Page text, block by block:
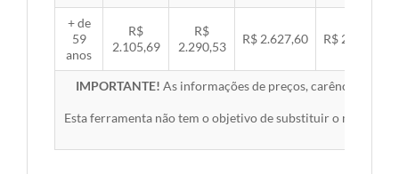
+ de
59
anos
R$
2.105,69
R$
2.290,53
R$ 2.627,60 R$ 2.707,76
IMPORTANTE! As informações de preços, carências,
Esta ferramenta não tem o objetivo de substituir o material